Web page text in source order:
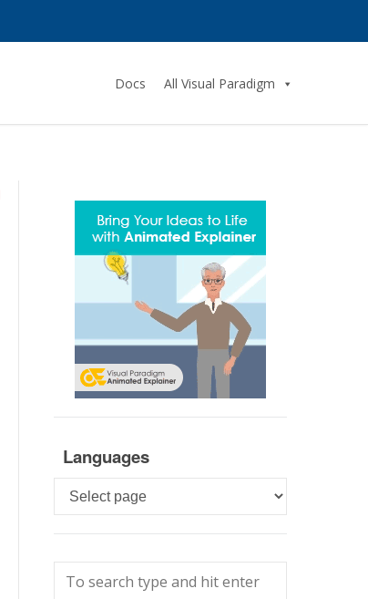
Docs All Visual Paradigm
Languages
Languages